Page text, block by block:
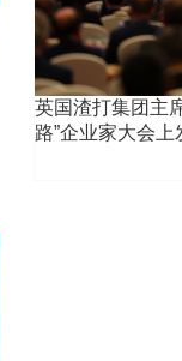
地方
国工商联
英国渣打集团主
路”企业家大会上